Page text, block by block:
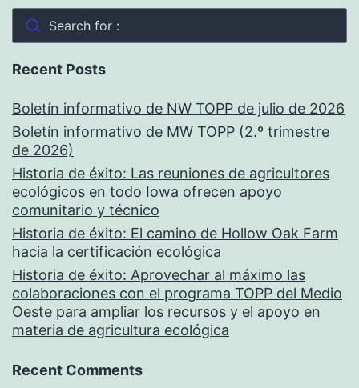
Search for :
Recent Posts
Boletín informativo de NW TOPP de julio de 2026
Boletín informativo de MW TOPP (2.º trimestre
de 2026)
Historia de éxito: Las reuniones de agricultores
ecológicos en todo Iowa ofrecen apoyo
comunitario y técnico
Historia de éxito: El camino de Hollow Oak Farm
hacia la certificación ecológica
Historia de éxito: Aprovechar al máximo las
colaboraciones con el programa TOPP del Medio
Oeste para ampliar los recursos y el apoyo en
materia de agricultura ecológica
Recent Comments